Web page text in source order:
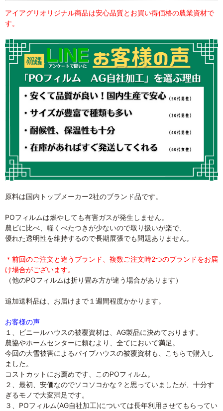
アイアグリオリジナル商品は安心品質とお買い得価格の農業資材で
す。
原料は国内トップメーカー2社のブランド品です。
POフィルムは燃やしても有害ガスが発生しません。
農ビに比べ、軽くべたつきが少ないので取り扱いが楽で、
優れた透明性を維持するので長期展張でも問題ありません。
＊前回のご注文と違うブランド、複数ご注文時2つのブランドをお届
け場合がございます。
（他のPOフィルムは折り畳み方が違う場合があります）
追加送料品は、お届けまで１週間程度かかります。
お客様の声
１、ビニールハウスの被覆資材は、AG製品に決めております。
農協やホームセンターに頼むより、全てにおいて満足。
今回の大雪被害によるパイプハウスの被覆資材も、こちらで購入し
ました。
コストカットにお薦めです、このPOフィルム。
２、最初、安価なのでソコソコかな？と思っていましたが、十分す
ぎるモノで大変満足です。
３、POフィルム(AG自社加工)については長年利用させてもらってい